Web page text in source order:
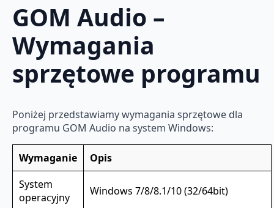
GOM Audio –
Wymagania
sprzętowe programu
Poniżej przedstawiamy wymagania sprzętowe dla
programu GOM Audio na system Windows:
Wymaganie
Opis
System
operacyjny
Windows 7/8/8.1/10 (32/64bit)